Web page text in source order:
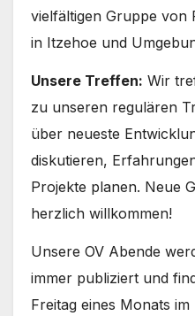
vielfältigen Gruppe von
in Itzehoe und
Unsere Treffen: Wir
zu unseren regulären
über neueste
diskutieren,
Projekte planen. Neue
herzlich willkommen!
Unsere OV Abende
immer publiziert und
Freitag eines Monats im